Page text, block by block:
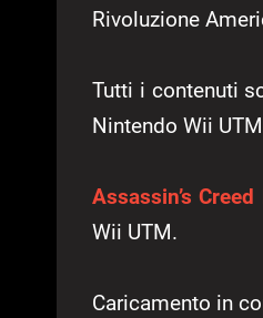
Rivoluzione
Tutti i contenuti
Nintendo Wii
Assassin’s Creed
Wii UTM.
Caricamento in